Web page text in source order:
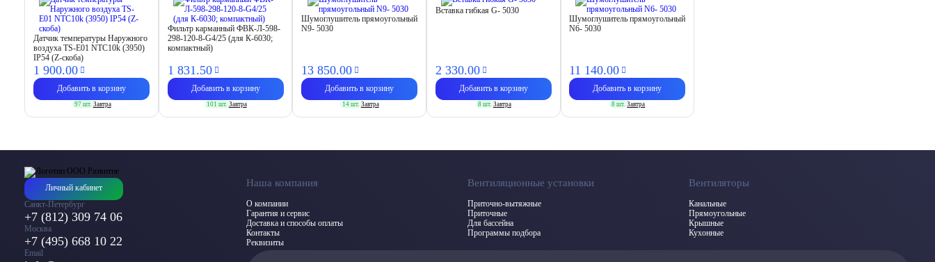
Датчик температуры Наружного
воздуха TS-E01 NTC10k (3950)
IP54 (Z-скоба)
1 900.00
Добавить в корзину
97 шт. Завтра
Фильтр карманный ФВК-Л-598-
298-120-8-G4/25 (для К-6030;
компактный)
1 831.50
Добавить в корзину
101 шт. Завтра
Шумоглушитель прямоугольный
N9- 5030
13 850.00
Добавить в корзину
14 шт. Завтра
Вставка гибкая G- 5030
2 330.00
Добавить в корзину
8 шт. Завтра
Шумоглушитель прямоугольный
N6- 5030
11 140.00
Добавить в корзину
8 шт. Завтра
Личный кабинет
Санкт-Петербург
+7 (812) 309 74 06
Москва
+7 (495) 668 10 22
Email
Наша компания
О компании
Гарантия и сервис
Доставка и способы оплаты
Контакты
Реквизиты
Вентиляционные установки
Приточно-вытяжные
Приточные
Для бассейна
Программы подбора
Вентиляторы
Канальные
Прямоугольные
Крышные
Кухонные